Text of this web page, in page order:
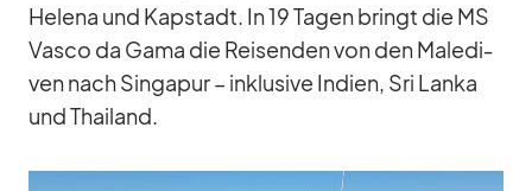
He­lena und Kap­stadt. In 19 Ta­gen bringt die MS
Vasco da Gama die Rei­sen­den von den Ma­le­di­
ven nach Sin­ga­pur – in­klu­sive In­dien, Sri Lanka
und Thai­land.